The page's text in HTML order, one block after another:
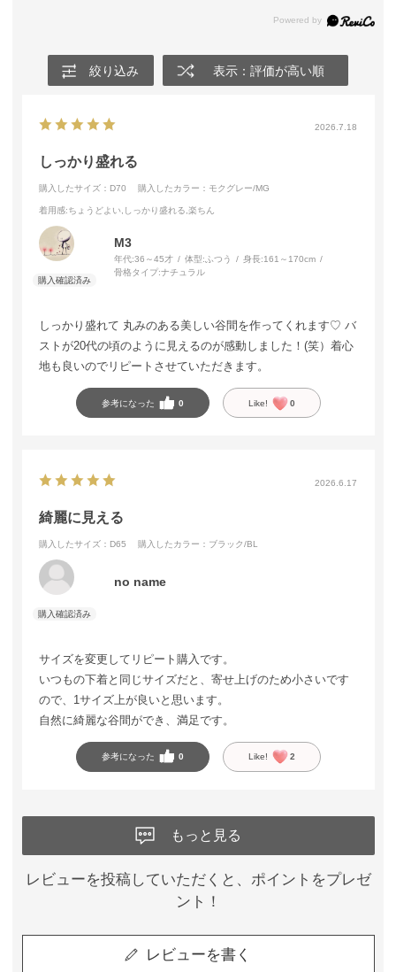
絞り込み 表示：評価が高い順
2026.7.18
しっかり盛れる
購入したサイズ：D70 購入したカラー：モクグレー/MG
着用感:ちょうどよい,しっかり盛れる,楽ちん
M3
年代:36～45才 体型:ふつう 身長:161～170cm
骨格タイプ:ナチュラル
しっかり盛れて 丸みのある美しい谷間を作ってくれます♡ バ
ストが20代の頃のように見えるのが感動しました！(笑）着心
地も良いのでリピートさせていただきます。
参考になった 0 Like! 0
2026.6.17
綺麗に見える
購入したサイズ：D65 購入したカラー：ブラック/BL
no name
サイズを変更してリピート購入です。
いつもの下着と同じサイズだと、寄せ上げのため小さいです
ので、1サイズ上が良いと思います。
自然に綺麗な谷間ができ、満足です。
参考になった 0 Like! 2
もっと見る
レビューを投稿していただくと、ポイントをプレゼ
ント！
レビューを書く